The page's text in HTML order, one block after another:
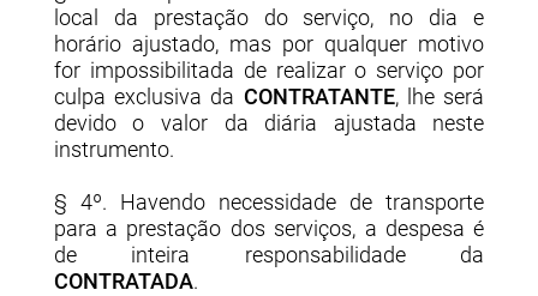
local da prestação do serviço, no dia e
horário ajustado, mas por qualquer motivo
for impossibilitada de realizar o serviço por
culpa exclusiva da CONTRATANTE, lhe será
devido o valor da diária ajustada neste
instrumento.
§ 4º. Havendo necessidade de transporte
para a prestação dos serviços, a despesa é
de inteira responsabilidade da
CONTRATADA.